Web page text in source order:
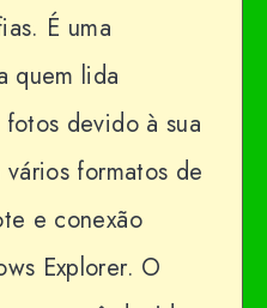
É uma
quem lida
devido à sua
formatos de
e conexão
Explorer. O